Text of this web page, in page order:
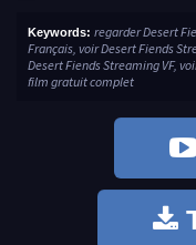
Keywords: regarder Desert
Français, voir Desert Fiends
Desert Fiends Streaming VF,
film gratuit complet